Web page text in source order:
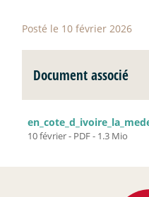
Posté le 10 février 2026
Document associé
10 février- PDF- 1.3 Mio